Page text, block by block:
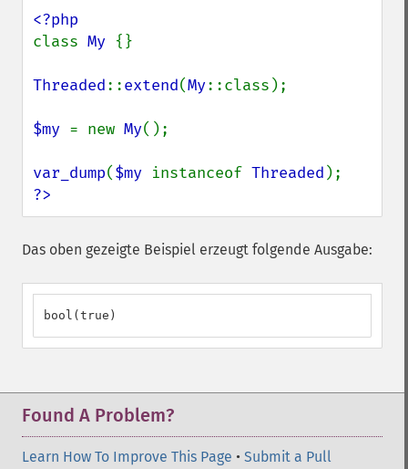
class My {}
Threaded::extend(My::class);
$my = new My();
var_dump($my instanceof Threaded
?>
Das oben gezeigte Beispiel erzeugt folgende Ausgabe:
bool(true)
Found A Problem?
Learn How To Improve This Page • Submit a Pull